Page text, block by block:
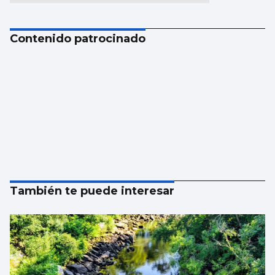
Contenido patrocinado
También te puede interesar